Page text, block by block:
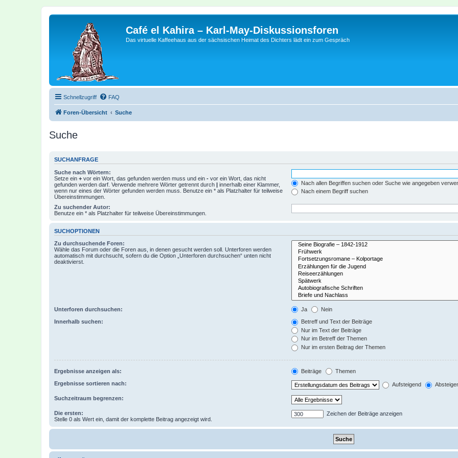
Café el Kahira – Karl-May-Diskussionsforen
Das virtuelle Kaffeehaus aus der sächsischen Heimat des Dichters lädt ein zum Gespräch
Schnellzugriff FAQ
Foren-Übersicht Suche
Suche
SUCHANFRAGE
Suche nach Wörtern:
Setze ein + vor ein Wort, das gefunden werden muss und ein - vor ein Wort, das nicht
gefunden werden darf. Verwende mehrere Wörter getrennt durch | innerhalb einer Klammer,
wenn nur eines der Wörter gefunden werden muss. Benutze ein * als Platzhalter für teilweise
Übereinstimmungen.
Nach allen Begriffen suchen oder Suche wie angegeben
Nach einem Begriff suchen
Zu suchender Autor:
Benutze ein * als Platzhalter für teilweise Übereinstimmungen.
SUCHOPTIONEN
Zu durchsuchende Foren:
Wähle das Forum oder die Foren aus, in denen gesucht werden soll. Unterforen werden
automatisch mit durchsucht, sofern du die Option „Unterforen durchsuchen“ unten nicht
deaktivierst.
Unterforen durchsuchen: Ja Nein
Innerhalb suchen:
Betreff und Text der Beiträge
Nur im Text der Beiträge
Nur im Betreff der Themen
Nur im ersten Beitrag der Themen
Ergebnisse anzeigen als: Beiträge Themen
Ergebnisse sortieren nach: Aufsteigend
Suchzeitraum begrenzen:
Die ersten:
Stelle 0 als Wert ein, damit der komplette Beitrag angezeigt wird.
Zeichen der Beiträge anzeigen